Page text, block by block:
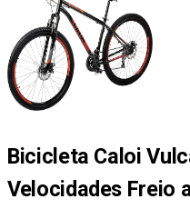
Bicicleta Caloi
Velocidades Freio